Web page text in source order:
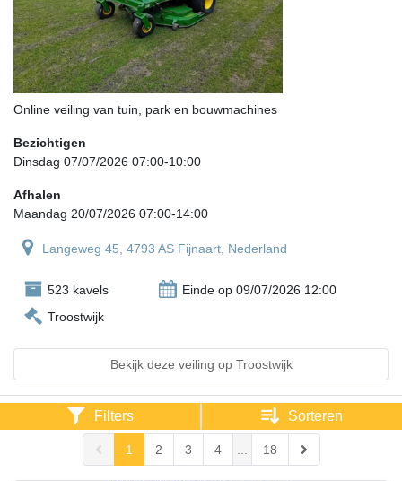
Online veiling van tuin, park en bouwmachines
Bezichtigen
Dinsdag 07/07/2026 07:00-10:00
Afhalen
Maandag 20/07/2026 07:00-14:00
Langeweg 45, 4793 AS Fijnaart, Nederland
523 kavels
Einde op 09/07/2026 12:00
Troostwijk
Bekijk deze veiling op Troostwijk
Filters Sorteren
1 2 3 4 18